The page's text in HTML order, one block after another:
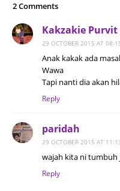
2 Comments
Kakzakie Purvit
29 OCTOBER 2015 AT
Anak kakak ada
Wawa
Tapi nanti dia akan
Reply
paridah
29 OCTOBER 2015 AT
wajah kita ni tumbuh
Reply